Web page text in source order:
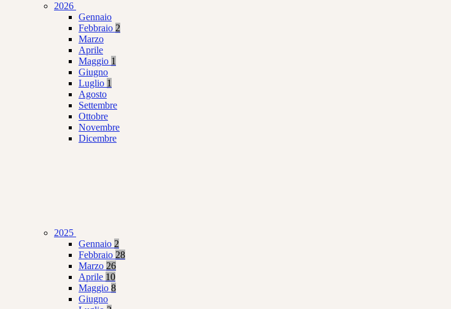
2026
Gennaio
Febbraio 2
Marzo
Aprile
Maggio 1
Giugno
Luglio 1
Agosto
Settembre
Ottobre
Novembre
Dicembre
2025
Gennaio 2
Febbraio 28
Marzo 26
Aprile 10
Maggio 8
Giugno